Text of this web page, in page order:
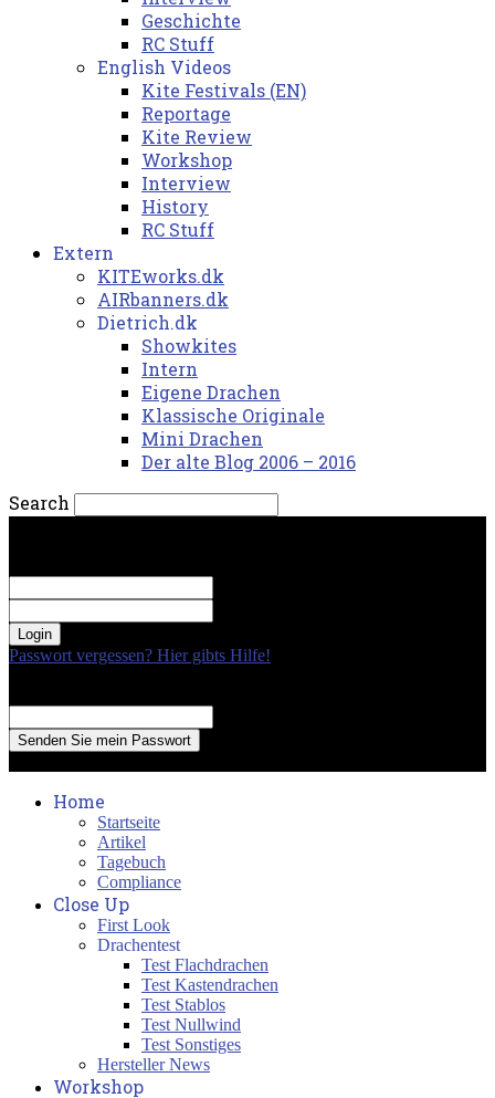
Geschichte
RC Stuff
English Videos
Kite Festivals (EN)
Reportage
Kite Review
Workshop
Interview
History
RC Stuff
Extern
KITEworks.dk
AIRbanners.dk
Dietrich.dk
Showkites
Intern
Eigene Drachen
Klassische Originale
Mini Drachen
Der alte Blog 2006 – 2016
Search
Passwort vergessen? Hier gibts Hilfe!
Home
Startseite
Artikel
Tagebuch
Compliance
Close Up
First Look
Drachentest
Test Flachdrachen
Test Kastendrachen
Test Stablos
Test Nullwind
Test Sonstiges
Hersteller News
Workshop